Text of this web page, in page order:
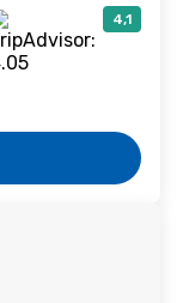
4,1